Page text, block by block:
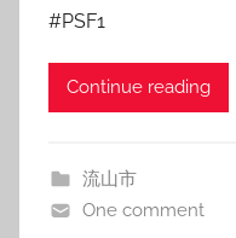
#PSF1
Continue reading
流山市
One comment